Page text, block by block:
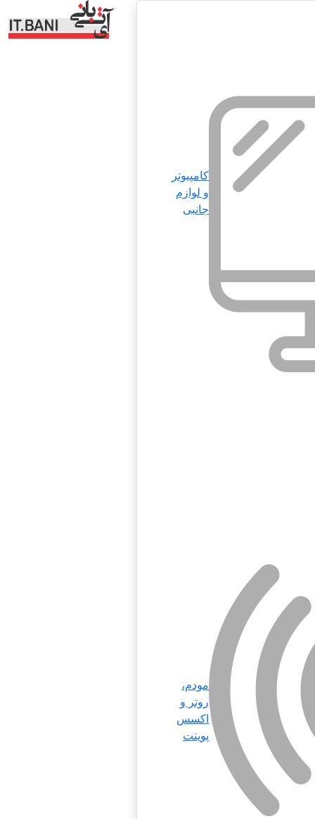
کامپیوتر
و لوازم
جانبی
مودم،
روتر و
اکسس
پوینت